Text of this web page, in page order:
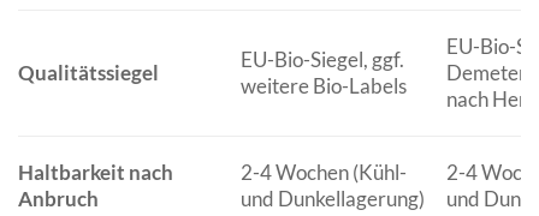
Qualitätssiegel
EU-Bio-Siegel, ggf.
weitere Bio-Labels
EU-Bio-
Demeter,
nach
Haltbarkeit nach
Anbruch
2-4 Wochen (Kühl-
und Dunkellagerung)
2-4
und